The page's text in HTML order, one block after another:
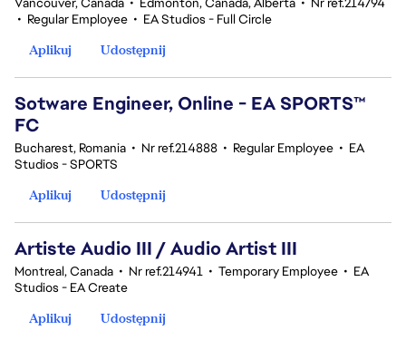
• Regular Employee • EA Studios - Full Circle
Aplikuj
Udostępnij
Sotware Engineer, Online - EA SPORTS™
FC
Bucharest, Romania • Nr ref.214888 • Regular Employee • EA
Studios - SPORTS
Aplikuj
Udostępnij
Artiste Audio III / Audio Artist III
Montreal, Canada • Nr ref.214941 • Temporary Employee • EA
Studios - EA Create
Aplikuj
Udostępnij